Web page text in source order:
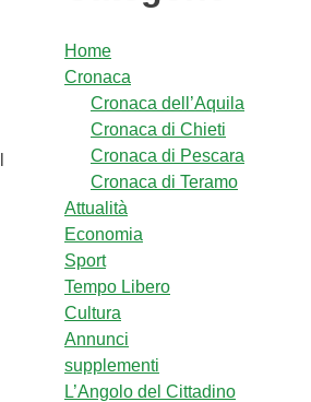
Home
Cronaca
Cronaca dell’Aquila
Cronaca di Chieti
Cronaca di Pescara
Cronaca di Teramo
Attualità
Economia
Sport
Tempo Libero
Cultura
Annunci
supplementi
L’Angolo del Cittadino